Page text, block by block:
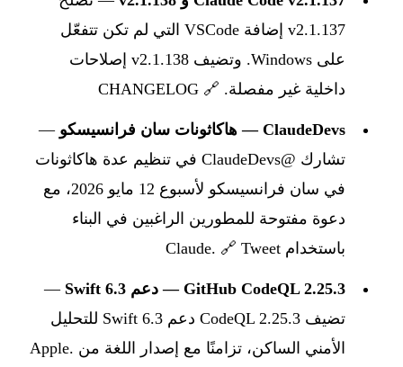
v2.1.137 إضافة VSCode التي لم تكن تتفعّل
على Windows. وتضيف v2.1.138 إصلاحات
داخلية غير مفصلة. 🔗 CHANGELOG
ClaudeDevs — هاكاثونات سان فرانسيسكو
—
تشارك @ClaudeDevs في تنظيم عدة هاكاثونات
في سان فرانسيسكو لأسبوع 12 مايو 2026، مع
دعوة مفتوحة للمطورين الراغبين في البناء
باستخدام Claude. 🔗 Tweet
GitHub CodeQL 2.25.3 — دعم Swift 6.3
—
تضيف CodeQL 2.25.3 دعم Swift 6.3 للتحليل
الأمني الساكن، تزامنًا مع إصدار اللغة من Apple.